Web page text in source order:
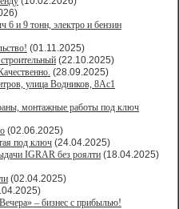
6 и 9 тонн, электро и бензин
(01.11.2025)
(22.10.2025)
(28.09.2025)
улица Водников, 8Ас1
монтажные работы под ключ
(02.06.2025)
под ключ (24.04.2025)
IGRAR без роялти (18.04.2025)
(02.04.2025)
– бизнес с прибылью!